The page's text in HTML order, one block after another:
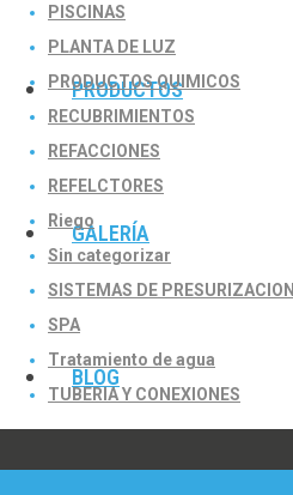
PRODUCTOS
GALERÍA
BLOG
PISCINAS
PLANTA DE LUZ
PRODUCTOS QUIMICOS
RECUBRIMIENTOS
REFACCIONES
REFELCTORES
Riego
Sin categorizar
SISTEMAS DE PRESURIZACION
SPA
Tratamiento de agua
TUBERIA Y CONEXIONES